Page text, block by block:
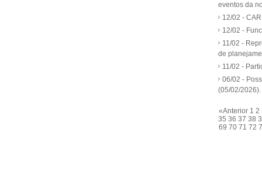
eventos da
12/02 -
12/02 -
11/02 -
de
11/02 -
06/02 -
(05/02/2026).
«Anterior 1 2
35 36 37 38
69 70 71 72